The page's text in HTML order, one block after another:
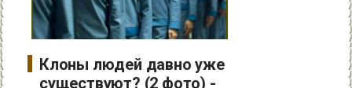
Клоны людей давно уже
существуют? (2 фото) -